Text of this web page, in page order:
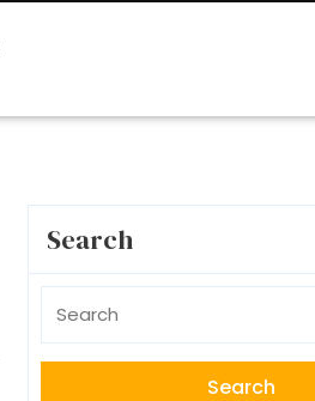
Search
for: